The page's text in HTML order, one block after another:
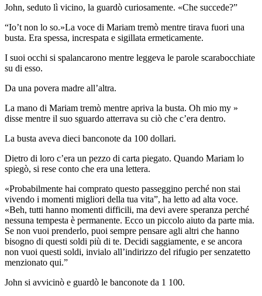
John, seduto lì vicino, la guardò curiosamente. «Che succede?”
“Io’t non lo so.»La voce di Mariam tremò mentre tirava fuori una
busta. Era spessa, increspata e sigillata ermeticamente.
I suoi occhi si spalancarono mentre leggeva le parole scarabocchiate
su di esso.
Da una povera madre all’altra.
La mano di Mariam tremò mentre apriva la busta. Oh mio my »
disse mentre il suo sguardo atterrava su ciò che c’era dentro.
La busta aveva dieci banconote da 100 dollari.
Dietro di loro c’era un pezzo di carta piegato. Quando Mariam lo
spiegò, si rese conto che era una lettera.
«Probabilmente hai comprato questo passeggino perché non stai
vivendo i momenti migliori della tua vita”, ha letto ad alta voce.
«Beh, tutti hanno momenti difficili, ma devi avere speranza perché
nessuna tempesta è permanente. Ecco un piccolo aiuto da parte mia.
Se non vuoi prenderlo, puoi sempre pensare agli altri che hanno
bisogno di questi soldi più di te. Decidi saggiamente, e se ancora
non vuoi questi soldi, invialo all’indirizzo del rifugio per senzatetto
menzionato qui.”
John si avvicinò e guardò le banconote da 1 100.